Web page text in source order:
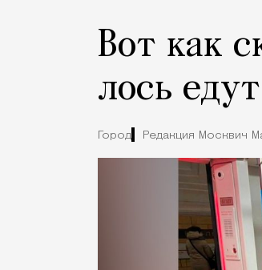
Вот как
лось
Город Редакция Москвич